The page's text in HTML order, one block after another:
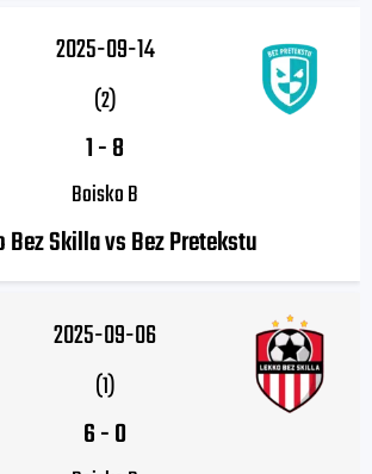
2025-09-14
(2)
1-8
Boisko B
Bez Skilla vs Bez Pretekstu
2025-09-06
(1)
6-0